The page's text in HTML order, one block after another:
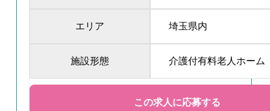
エリア 埼玉県内
施設形態 介護付有料老人ホーム